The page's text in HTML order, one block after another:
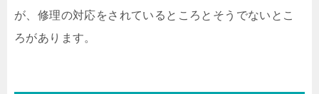
が、修理の対応をされているところとそうでないとこ
ろがあります。